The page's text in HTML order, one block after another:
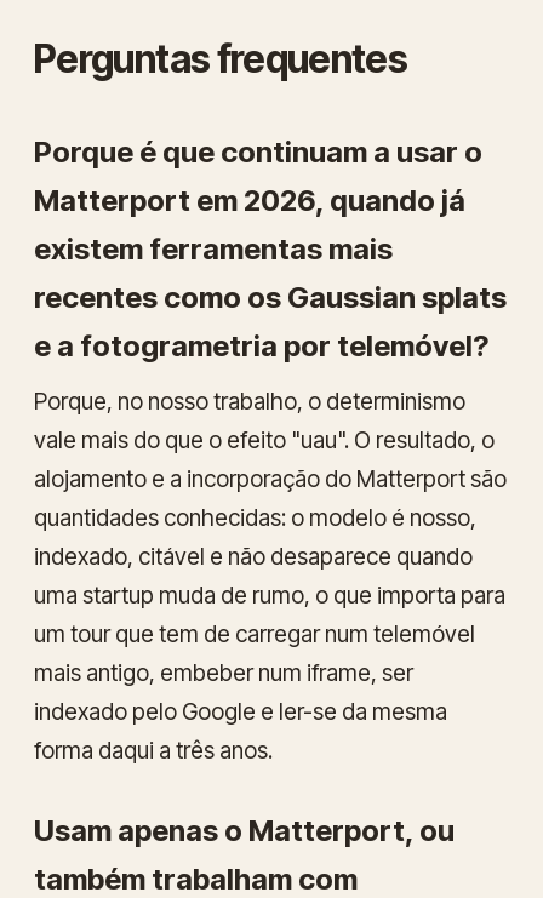
Perguntas frequentes
Porque é que continuam a usar o
Matterport em 2026, quando já
existem ferramentas mais
recentes como os Gaussian splats
e a fotogrametria por telemóvel?
Porque, no nosso trabalho, o determinismo
vale mais do que o efeito "uau". O resultado, o
alojamento e a incorporação do Matterport são
quantidades conhecidas: o modelo é nosso,
indexado, citável e não desaparece quando
uma startup muda de rumo, o que importa para
um tour que tem de carregar num telemóvel
mais antigo, embeber num iframe, ser
indexado pelo Google e ler-se da mesma
forma daqui a três anos.
Usam apenas o Matterport, ou
também trabalham com